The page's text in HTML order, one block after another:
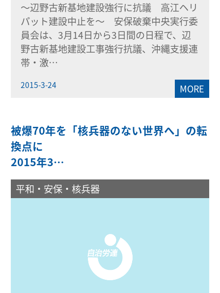
～辺野古新基地建設強行に抗議 高江ヘリ
パット建設中止を～ 安保破棄中央実行委
員会は、3月14日から3日間の日程で、辺
野古新基地建設工事強行抗議、沖縄支援連
帯・激…
2015-3-24 MORE
被爆70年を「核兵器のない世界へ」の転
換点に
2015年3…
平和・安保・核兵器